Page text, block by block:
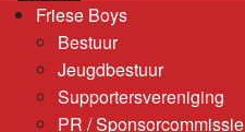
Friese Boys
Bestuur
Jeugdbestuur
Supportersvereniging
PR / Sponsorcommissie